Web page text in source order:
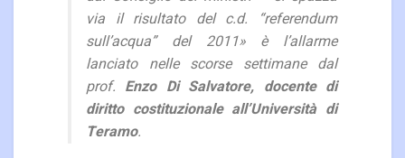
via il risultato del c.d. “referendum
sull’acqua” del 2011» è l’allarme
lanciato nelle scorse settimane dal
prof. Enzo Di Salvatore, docente di
diritto costituzionale all’Università di
Teramo.